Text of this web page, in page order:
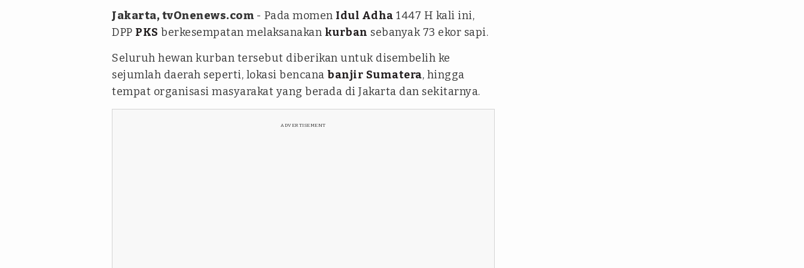
Jakarta, tvOnenews.com - Pada momen Idul Adha 1447 H kali ini,
DPP PKS berkesempatan melaksanakan kurban sebanyak 73 ekor sapi.
Seluruh hewan kurban tersebut diberikan untuk disembelih ke
sejumlah daerah seperti, lokasi bencana banjir Sumatera, hingga
tempat organisasi masyarakat yang berada di Jakarta dan sekitarnya.
ADVERTISEMENT